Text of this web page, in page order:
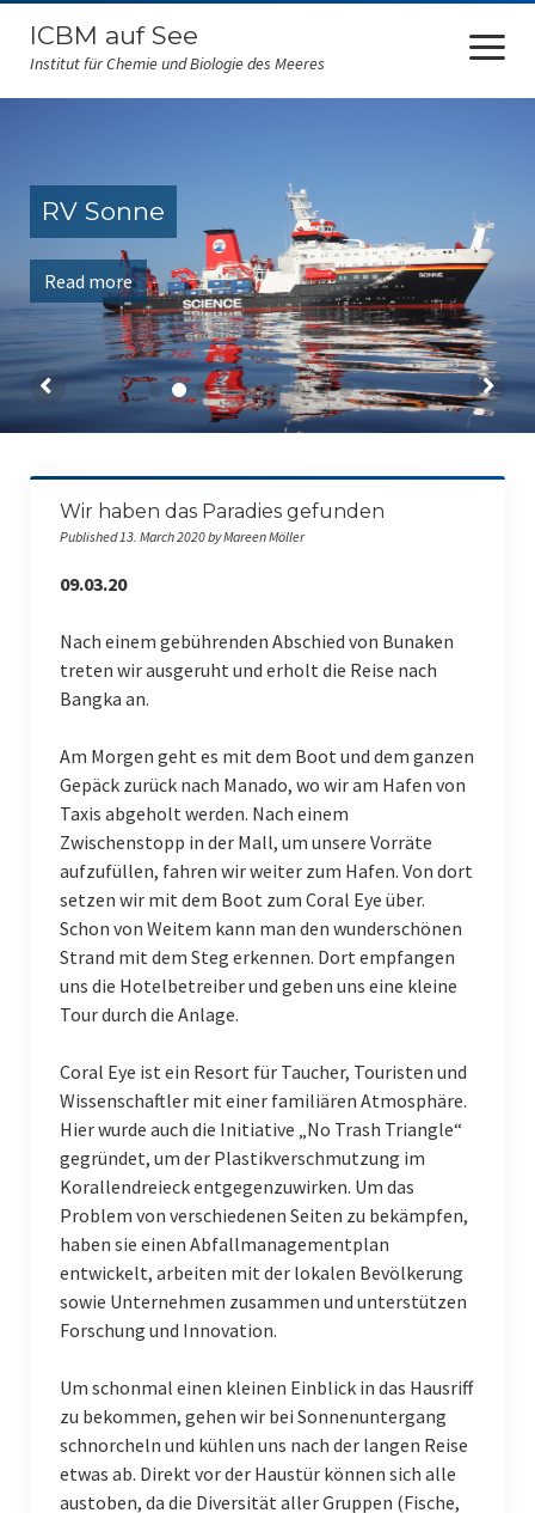
ICBM auf See
Institut für Chemie und Biologie des Meeres
open
menu
FS Sonne
RV Polarstern
FS Falkor
FK Senckenberg
Amazone
RV Maria S. Merian
RV Poseidon
RV Meteor
ICBM on Tour
Indonesien (Sep. 2022)
Indonesien (Mar. 2020)
Giglio (Italien) 2019
Indonesien (Mar. 2019)
Giglio (Italien) 2018
Indonesien (Feb. 2018)
RV Sonne
Read more
Wir haben das Paradies gefunden
Published 13. March 2020 by Mareen Möller
09.03.20
Nach einem gebührenden Abschied von Bunaken
treten wir ausgeruht und erholt die Reise nach
Bangka an.
Am Morgen geht es mit dem Boot und dem ganzen
Gepäck zurück nach Manado, wo wir am Hafen von
Taxis abgeholt werden. Nach einem
Zwischenstopp in der Mall, um unsere Vorräte
aufzufüllen, fahren wir weiter zum Hafen. Von dort
setzen wir mit dem Boot zum Coral Eye über.
Schon von Weitem kann man den wunderschönen
Strand mit dem Steg erkennen. Dort empfangen
uns die Hotelbetreiber und geben uns eine kleine
Tour durch die Anlage.
Coral Eye ist ein Resort für Taucher, Touristen und
Wissenschaftler mit einer familiären Atmosphäre.
Hier wurde auch die Initiative „No Trash Triangle“
gegründet, um der Plastikverschmutzung im
Korallendreieck entgegenzuwirken. Um das
Problem von verschiedenen Seiten zu bekämpfen,
haben sie einen Abfallmanagementplan
entwickelt, arbeiten mit der lokalen Bevölkerung
sowie Unternehmen zusammen und unterstützen
Forschung und Innovation.
Um schonmal einen kleinen Einblick in das Hausriff
zu bekommen, gehen wir bei Sonnenuntergang
schnorcheln und kühlen uns nach der langen Reise
etwas ab. Direkt vor der Haustür können sich alle
austoben, da die Diversität aller Gruppen (Fische,